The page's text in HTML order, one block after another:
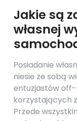
Jakie są
własnej
Posiadanie
niesie ze sobą
entuzjastów off-
korzystających
Przede